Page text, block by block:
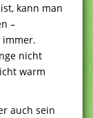
kann man
–
nicht
warm
auch sein